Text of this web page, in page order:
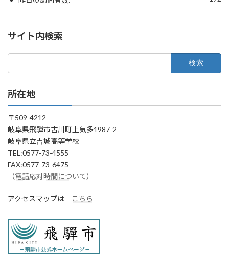
サイト内検索
所在地
〒509-4212
岐阜県飛騨市古川町上気多1987-2
岐阜県立吉城高等学校
TEL:0577-73-4555
FAX:0577-73-6475
（電話応対時間について）
アクセスマップは こちら